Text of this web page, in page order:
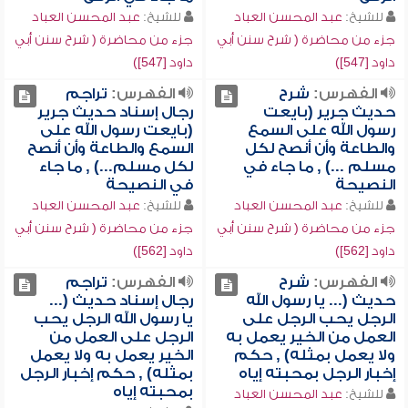
للشيخ: عبد المحسن العباد
جزء من محاضرة ( شرح سنن أبي
داود [547])
للشيخ: عبد المحسن العباد
جزء من محاضرة ( شرح سنن أبي
داود [547])
الفهرس: شرح
حديث جرير (بايعت
رسول الله على السمع
والطاعة وأن أنصح لكل
مسلم ...) , ما جاء في
النصيحة
للشيخ: عبد المحسن العباد
جزء من محاضرة ( شرح سنن أبي
داود [562])
الفهرس: تراجم
رجال إسناد حديث جرير
(بايعت رسول الله على
السمع والطاعة وأن أنصح
لكل مسلم...) , ما جاء
في النصيحة
للشيخ: عبد المحسن العباد
جزء من محاضرة ( شرح سنن أبي
داود [562])
الفهرس: شرح
حديث (... يا رسول الله
الرجل يحب الرجل على
العمل من الخير يعمل به
ولا يعمل بمثله) , حكم
إخبار الرجل بمحبته إياه
للشيخ: عبد المحسن العباد
الفهرس: تراجم
رجال إسناد حديث (...
يا رسول الله الرجل يحب
الرجل على العمل من
الخير يعمل به ولا يعمل
بمثله) , حكم إخبار الرجل
بمحبته إياه